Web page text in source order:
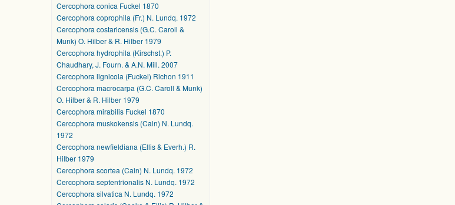
Cercophora conica Fuckel 1870
Cercophora coprophila (Fr.) N. Lundq. 1972
Cercophora costaricensis (G.C. Caroll &
Munk) O. Hilber & R. Hilber 1979
Cercophora hydrophila (Kirschst.) P.
Chaudhary, J. Fourn. & A.N. Mill. 2007
Cercophora lignicola (Fuckel) Richon 1911
Cercophora macrocarpa (G.C. Caroll & Munk)
O. Hilber & R. Hilber 1979
Cercophora mirabilis Fuckel 1870
Cercophora muskokensis (Cain) N. Lundq.
1972
Cercophora newfieldiana (Ellis & Everh.) R.
Hilber 1979
Cercophora scortea (Cain) N. Lundq. 1972
Cercophora septentrionalis N. Lundq. 1972
Cercophora silvatica N. Lundq. 1972